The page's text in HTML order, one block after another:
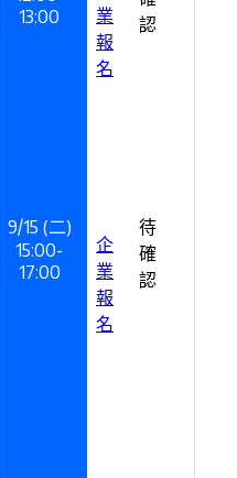
13:00
業
報
名
認
9/15 (二)
15:00-
17:00
企
業
報
名
待
確
認